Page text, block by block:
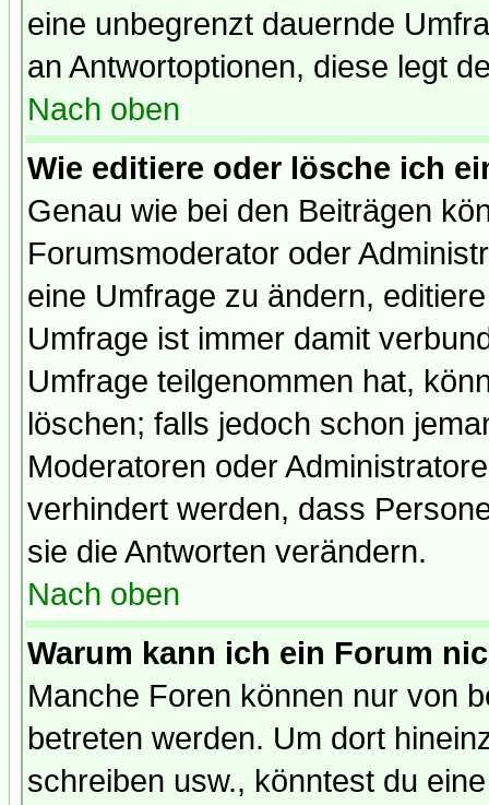
eine unbegrenzt dauernde
an Antwortoptionen, diese legt
Nach oben
Wie editiere oder lösche ich
Genau wie bei den Beiträgen
Forumsmoderator oder
eine Umfrage zu ändern,
Umfrage ist immer damit
Umfrage teilgenommen hat,
löschen; falls jedoch schon
Moderatoren oder
verhindert werden, dass
sie die Antworten verändern.
Nach oben
Warum kann ich ein Forum
Manche Foren können nur von
betreten werden. Um dort
schreiben usw., könntest du